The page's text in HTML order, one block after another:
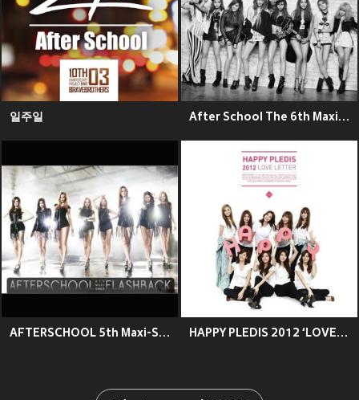
일주일 After School The 6th Maxi Single 'First Love'
AFTERSCHOOL 5th Maxi-Single (Korea Release) HAPPY PLEDIS 2012 ‘LOVE LETTER’